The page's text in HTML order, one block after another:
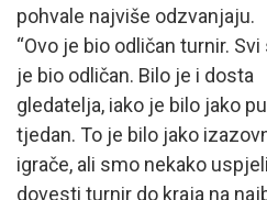
pohvale najviše odzvanjaju.
“Ovo je bio odličan turnir.
je bio odličan. Bilo je i dosta
gledatelja, iako je bilo jako
tjedan. To je bilo jako
igrače, ali smo nekako
dovesti turnir do kraja na